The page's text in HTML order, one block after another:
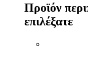
Προϊόν
επιλέξατε